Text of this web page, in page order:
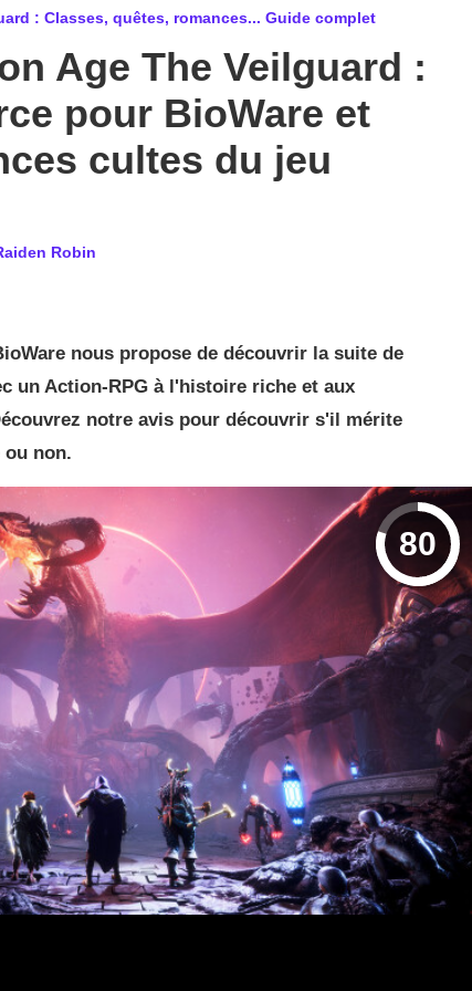
: Classes, quêtes, romances... Guide complet
Age The Veilguard :
pour BioWare et
cultes du jeu
Robin
nous propose de découvrir la suite de
un Action-RPG à l'histoire riche et aux
notre avis pour découvrir s'il mérite
ou non.
80